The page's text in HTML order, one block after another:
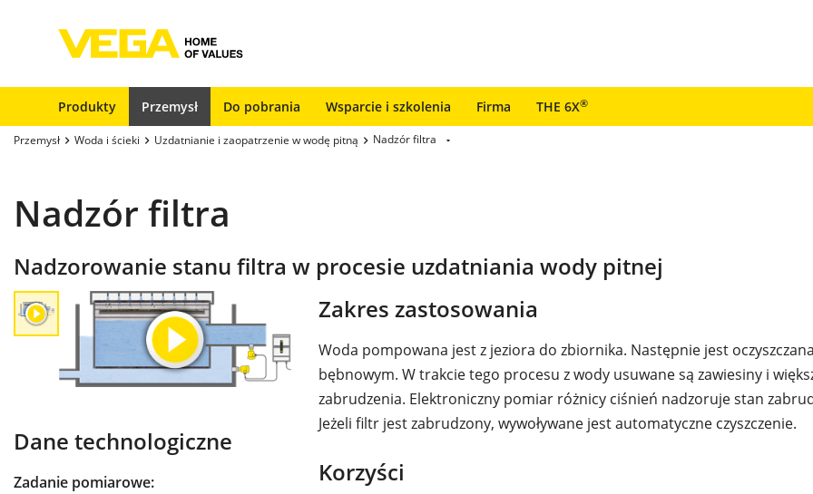
Produkty Przemysł Do pobrania Wsparcie i szkolenia Firma THE 6X®
Przemysł Woda i ścieki Uzdatnianie i zaopatrzenie w wodę pitną Nadzór filtra
Nadzór filtra
Nadzorowanie stanu filtra w procesie uzdatniania wody pitnej
Dane technologiczne
Zadanie pomiarowe:
Zakres zastosowania
Woda pompowana jest z jeziora do zbiornika. Następnie jest
bębnowym. W trakcie tego procesu z wody usuwane są zawiesiny i
zabrudzenia. Elektroniczny pomiar różnicy ciśnień nadzoruje stan
Jeżeli filtr jest zabrudzony, wywoływane jest automatyczne czyszczenie.
Korzyści